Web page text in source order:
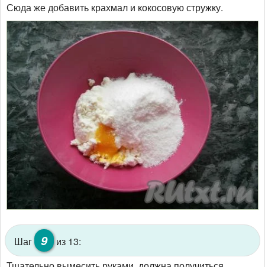
Сюда же добавить крахмал и кокосовую стружку.
Шаг 9
из 13: